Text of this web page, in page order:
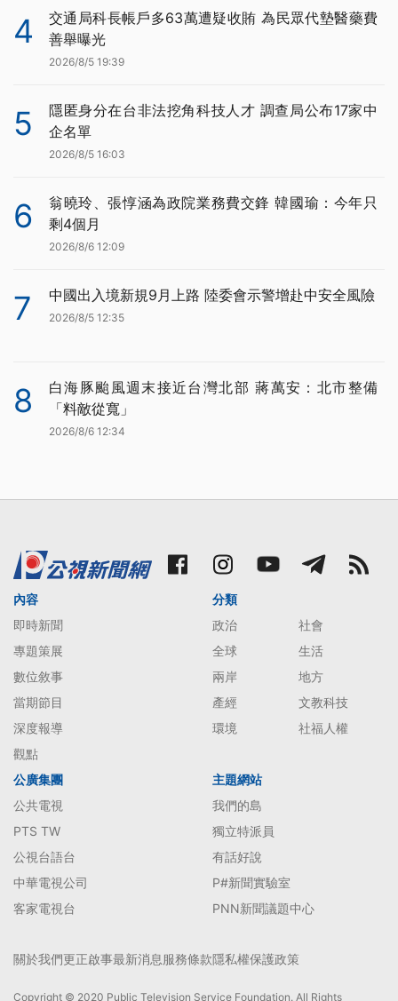
4
交通局科長帳戶多63萬遭疑收賄 為民眾代墊醫藥費
善舉曝光
2026/8/5 19:39
5
隱匿身分在台非法挖角科技人才 調查局公布17家中
企名單
2026/8/5 16:03
6
翁曉玲、張惇涵為政院業務費交鋒 韓國瑜：今年只
剩4個月
2026/8/6 12:09
7 中國出入境新規9月上路 陸委會示警增赴中安全風險
2026/8/5 12:35
8
白海豚颱風週末接近台灣北部 蔣萬安：北市整備
「料敵從寬」
2026/8/6 12:34
內容
即時新聞
專題策展
數位敘事
當期節目
深度報導
觀點
分類
政治
社會
全球
生活
兩岸
地方
產經
文教科技
環境
社福人權
公廣集團
公共電視
PTS TW
公視台語台
中華電視公司
客家電視台
主題網站
我們的島
獨立特派員
有話好說
P#新聞實驗室
PNN新聞議題中心
關於我們更正啟事最新消息服務條款隱私權保護政策
Copyright © 2020 Public Television Service Foundation. All Rights